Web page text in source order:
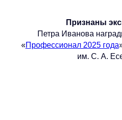
Признаны
Петра Иванова
«Профессионал 2025 года
им. С. А.